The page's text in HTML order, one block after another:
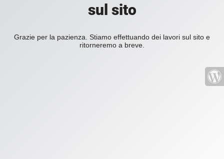
sul sito
Grazie per la pazienza. Stiamo effettuando dei lavori sul sito e
ritorneremo a breve.